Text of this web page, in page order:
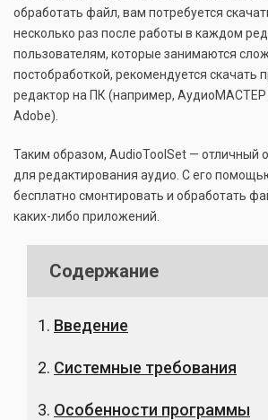
обработать файл, вам потребуется
несколько раз после работы в каждом
пользователям, которые занимаются
постобработкой, рекомендуется скачать
редактор на ПК (например, АудиоМАСТЕР
Adobe).
Таким образом, AudioToolSet — отличный
для редактирования аудио. С его
бесплатно смонтировать и обработать
каких-либо приложений.
Содержание
Введение
Системные требования
Особенности программы